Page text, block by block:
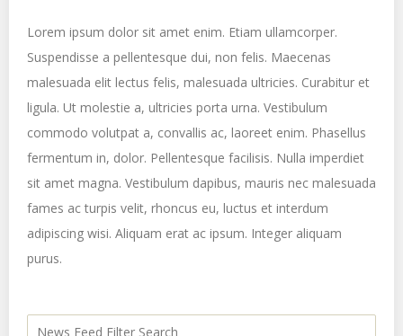
Lorem ipsum dolor sit amet enim. Etiam ullamcorper.
Suspendisse a pellentesque dui, non felis. Maecenas
malesuada elit lectus felis, malesuada ultricies. Curabitur et
ligula. Ut molestie a, ultricies porta urna. Vestibulum
commodo volutpat a, convallis ac, laoreet enim. Phasellus
fermentum in, dolor. Pellentesque facilisis. Nulla imperdiet
sit amet magna. Vestibulum dapibus, mauris nec malesuada
fames ac turpis velit, rhoncus eu, luctus et interdum
adipiscing wisi. Aliquam erat ac ipsum. Integer aliquam
purus.